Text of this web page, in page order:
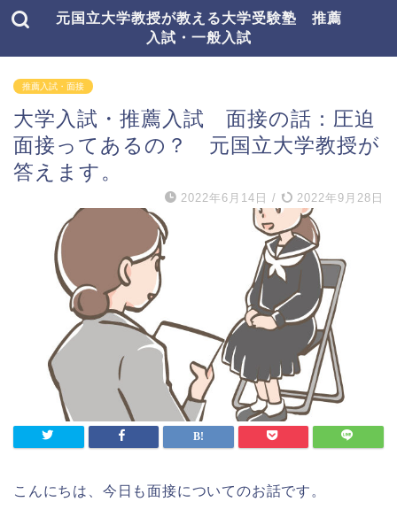
元国立大学教授が教える大学受験塾 推薦
入試・一般入試
推薦入試・面接
大学入試・推薦入試 面接の話：圧迫
面接ってあるの？ 元国立大学教授が
答えます。
2022年6月14日 / 2022年9月28日
こんにちは、今日も面接についてのお話です。